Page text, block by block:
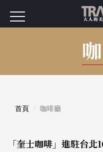
首頁 咖啡廳
「奎士咖啡」進駐台